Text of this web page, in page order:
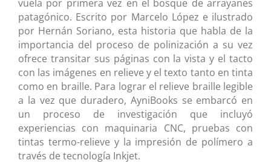
vuela por primera vez en el bosque de arrayanes
patagónico. Escrito por Marcelo López e ilustrado
por Hernán Soriano, esta historia que habla de la
importancia del proceso de polinización a su vez
ofrece transitar sus páginas con la vista y el tacto
con las imágenes en relieve y el texto tanto en tinta
como en braille. Para lograr el relieve braille legible
a la vez que duradero, AyniBooks se embarcó en
un proceso de investigación que incluyó
experiencias con maquinaria CNC, pruebas con
tintas termo-relieve y la impresión de polímero a
través de tecnología Inkjet.